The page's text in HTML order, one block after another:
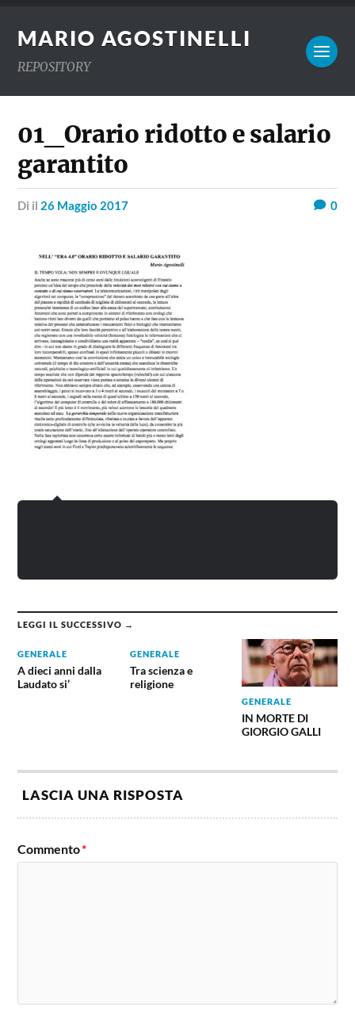
MARIO AGOSTINELLI
REPOSITORY
01_Orario ridotto e salario
garantito
di il 26 Maggio 2017 0
LEGGI IL SUCCESSIVO →
GENERALE
A dieci anni dalla
Laudato si’
GENERALE
Tra scienza e
religione
GENERALE
IN MORTE DI
GIORGIO GALLI
LASCIA UNA RISPOSTA
Commento*